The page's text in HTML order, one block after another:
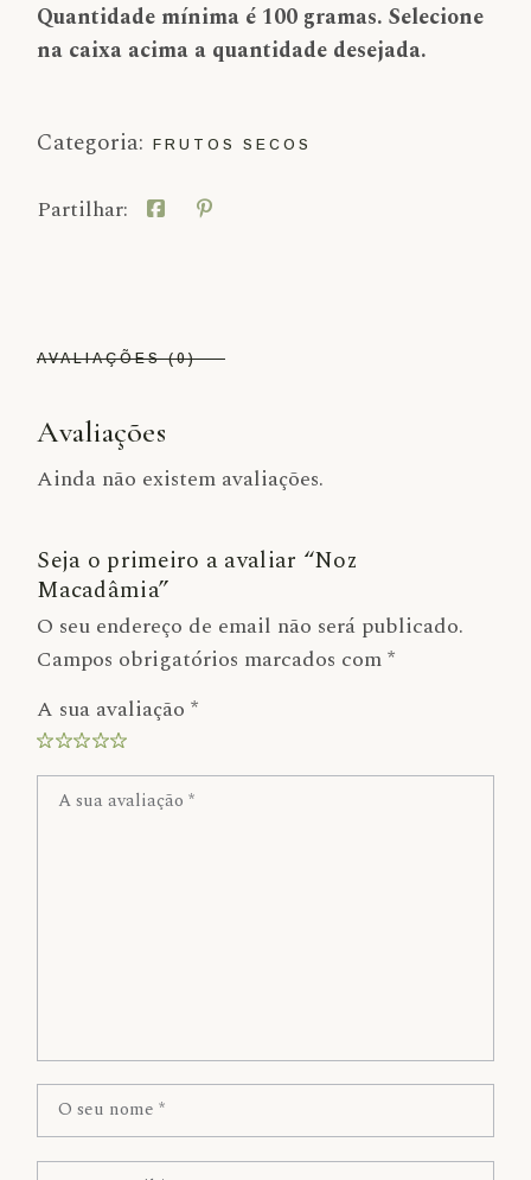
Quantidade mínima é 100 gramas. Selecione
na caixa acima a quantidade desejada.
Categoria: FRUTOS SECOS
Partilhar:
AVALIAÇÕES (0)
Avaliações
Ainda não existem avaliações.
Seja o primeiro a avaliar “Noz
Macadâmia”
O seu endereço de email não será publicado.
Campos obrigatórios marcados com*
A sua avaliação*